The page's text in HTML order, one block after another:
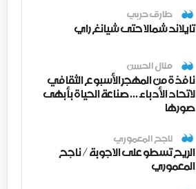
طارق حربي
تايلاند شمالا حتى شيانغ راي
منال الحسن
نافذة من المهجر الأسبوع الثقافي
لاتحاد الأدباء ... صناعة الحياة بأبهى
صورها
ناجح المعموري
الريح تسطو على الاجوبة / ناجح
المعموري